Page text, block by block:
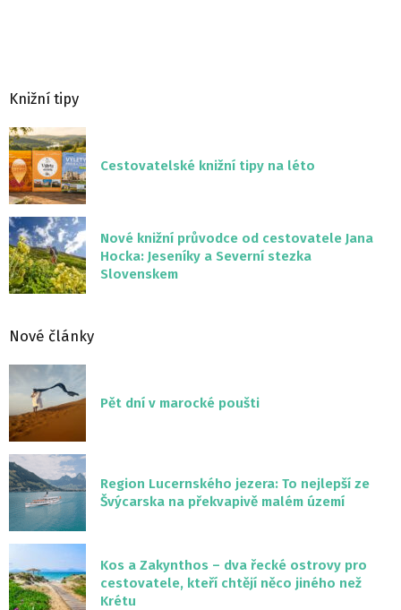
Knižní tipy
Cestovatelské knižní tipy na léto
Nové knižní průvodce od cestovatele Jana
Hocka: Jeseníky a Severní stezka
Slovenskem
Nové články
Pět dní v marocké poušti
Region Lucernského jezera: To nejlepší ze
Švýcarska na překvapivě malém území
Kos a Zakynthos – dva řecké ostrovy pro
cestovatele, kteří chtějí něco jiného než
Krétu